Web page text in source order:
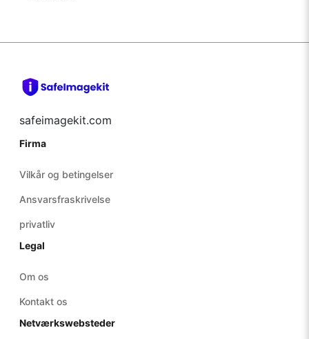
safeimagekit.com
Firma
Vilkår og betingelser
Ansvarsfraskrivelse
privatliv
Legal
Om os
Kontakt os
Netværkswebsteder